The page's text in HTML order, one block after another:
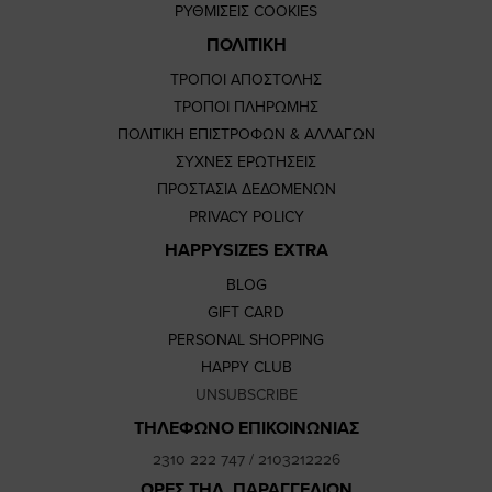
ΡΥΘΜΙΣΕΙΣ COOKIES
ΠΟΛΙΤΙΚΗ
ΤΡΟΠΟΙ ΑΠΟΣΤΟΛΗΣ
ΤΡΟΠΟΙ ΠΛΗΡΩΜΗΣ
ΠΟΛΙΤΙΚΗ ΕΠΙΣΤΡΟΦΩΝ & ΑΛΛΑΓΩΝ
ΣΥΧΝΕΣ ΕΡΩΤΗΣΕΙΣ
ΠΡΟΣΤΑΣΙΑ ΔΕΔΟΜΕΝΩΝ
PRIVACY POLICY
HAPPYSIZES EXTRA
BLOG
GIFT CARD
PERSONAL SHOPPING
HAPPY CLUB
UNSUBSCRIBE
ΤΗΛΕΦΩΝΟ ΕΠΙΚΟΙΝΩΝΙΑΣ
2310 222 747/ 2103212226